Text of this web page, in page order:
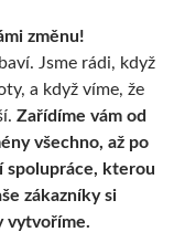
změnu!
Jsme rádi, když
a když víme, že
Zařídíme vám od
všechno, až po
spolupráce, kterou
zákazníky si
vytvoříme.